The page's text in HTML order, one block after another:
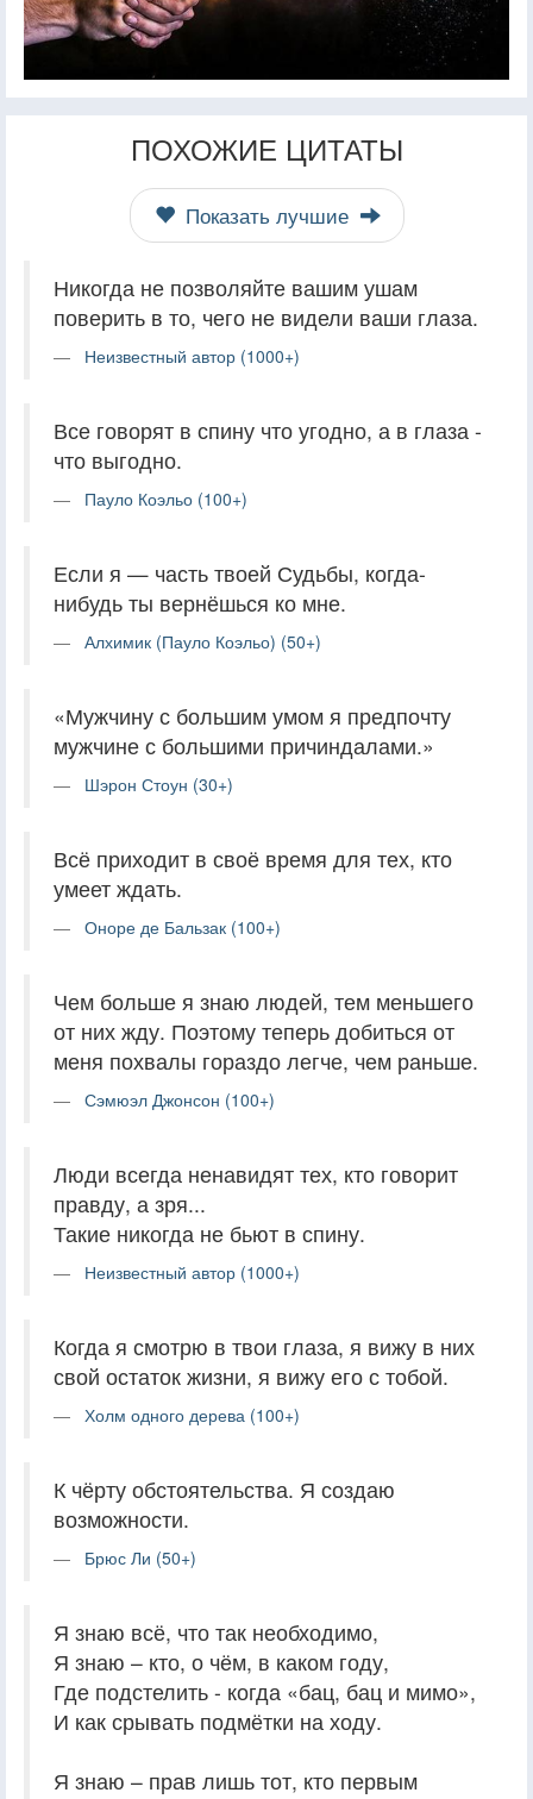
ПОХОЖИЕ ЦИТАТЫ
Показать лучшие
Никогда не позволяйте вашим ушам
поверить в то, чего не видели ваши глаза.
Неизвестный автор (1000+)
Все говорят в спину что угодно, а в глаза -
что выгодно.
Пауло Коэльо (100+)
Если я — часть твоей Судьбы, когда-
нибудь ты вернёшься ко мне.
Алхимик (Пауло Коэльо) (50+)
«Мужчину с большим умом я предпочту
мужчине с большими причиндалами.»
Шэрон Стоун (30+)
Всё приходит в своё время для тех, кто
умеет ждать.
Оноре де Бальзак (100+)
Чем больше я знаю людей, тем меньшего
от них жду. Поэтому теперь добиться от
меня похвалы гораздо легче, чем раньше.
Сэмюэл Джонсон (100+)
Люди всегда ненавидят тех, кто говорит
правду, а зря...
Такие никогда не бьют в спину.
Неизвестный автор (1000+)
Когда я смотрю в твои глаза, я вижу в них
свой остаток жизни, я вижу его с тобой.
Холм одного дерева (100+)
К чёрту обстоятельства. Я создаю
возможности.
Брюс Ли (50+)
Я знаю всё, что так необходимо,
Я знаю – кто, о чём, в каком году,
Где подстелить - когда «бац, бац и мимо»,
И как срывать подмётки на ходу.
Я знаю – прав лишь тот, кто первым